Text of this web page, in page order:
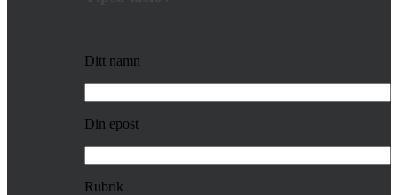
Ditt namn
Din epost
Rubrik